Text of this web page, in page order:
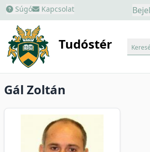
Súgó Kapcsolat
Tudóstér
Gál Zoltán